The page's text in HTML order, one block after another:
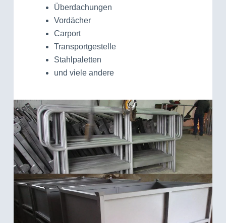
Überdachungen
Vordächer
Carport
Transportgestelle
Stahlpaletten
und viele andere